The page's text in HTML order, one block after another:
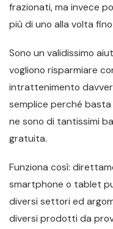
frazionati, ma invece
più di uno alla volta
Sono un validissimo
vogliono risparmiare
intrattenimento
semplice perché
ne sono di tantissimi
gratuita.
Funziona così:
smartphone o tablet
diversi settori ed
diversi prodotti da